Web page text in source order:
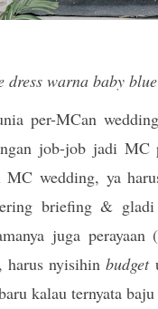
warna baby
per-MCan
job-job jadi MC
wedding, ya
briefing &
juga
harus nyisihinbudget
kalau ternyata